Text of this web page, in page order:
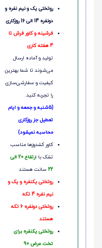
روتختی یک و نیم نفره و
دونفره 14 الی 16 روزکاری
فرشینه و کاور فرش تا
4 هفته کاری
تولید و آماده ارسال
می‌شوند تا شما بهترین
کیفیت و سفارشی‌سازی
را تجربه کنید.
(5شنبه و جمعه و ایام
تعطیل جز روزکاری
محاسبه نمیشود)
کاور کشدوزها مناسب
تشک با ا
رتفاع 20 الی
22 سانت هستند
روتختی یکنفره و یک و
نیم نفره 4 تکه
روتختی دونفره 6 تکه
هستند
روتختی یکنفره برای
تخت عرض 90